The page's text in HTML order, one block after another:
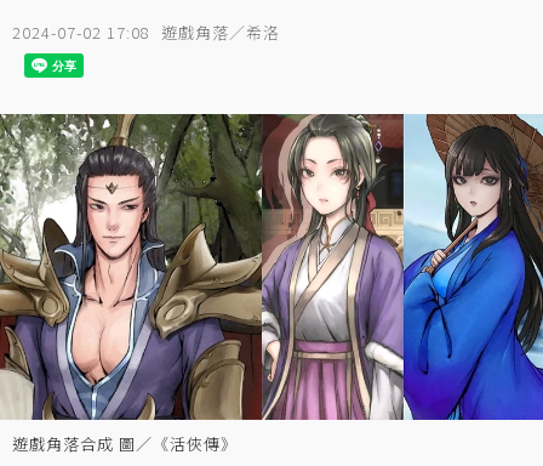
2024-07-02 17:08 遊戲角落／希洛
遊戲角落合成 圖／《活俠傳》